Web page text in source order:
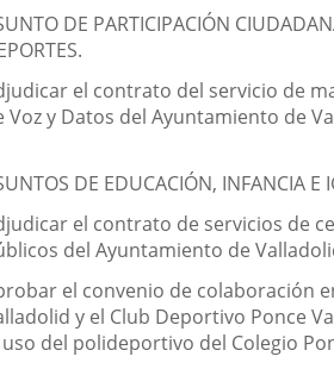
DE PARTICIPACIÓN
el contrato del servicio de
Voz y Datos del Ayuntamiento de
DE EDUCACIÓN, INFANCIA E
el contrato de servicios de
del Ayuntamiento de
el convenio de colaboración
y el Club Deportivo Ponce
del polideportivo del Colegio